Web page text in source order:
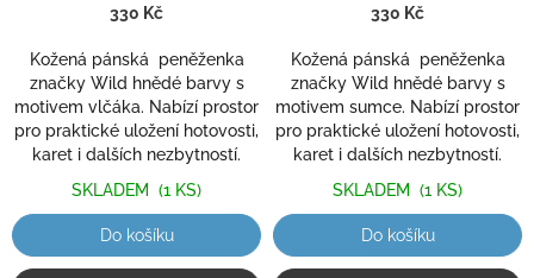
vlčáka
330 Kč
Kožená pánská peněženka
značky Wild hnědé barvy s
motivem vlčáka. Nabízí prostor
pro praktické uložení hotovosti,
karet i dalších nezbytností.
SKLADEM (1 KS)
Do košíku
sumce
330 Kč
Kožená pánská peněženka
značky Wild hnědé barvy s
motivem sumce. Nabízí prostor
pro praktické uložení hotovosti,
karet i dalších nezbytností.
SKLADEM (1 KS)
Do košíku